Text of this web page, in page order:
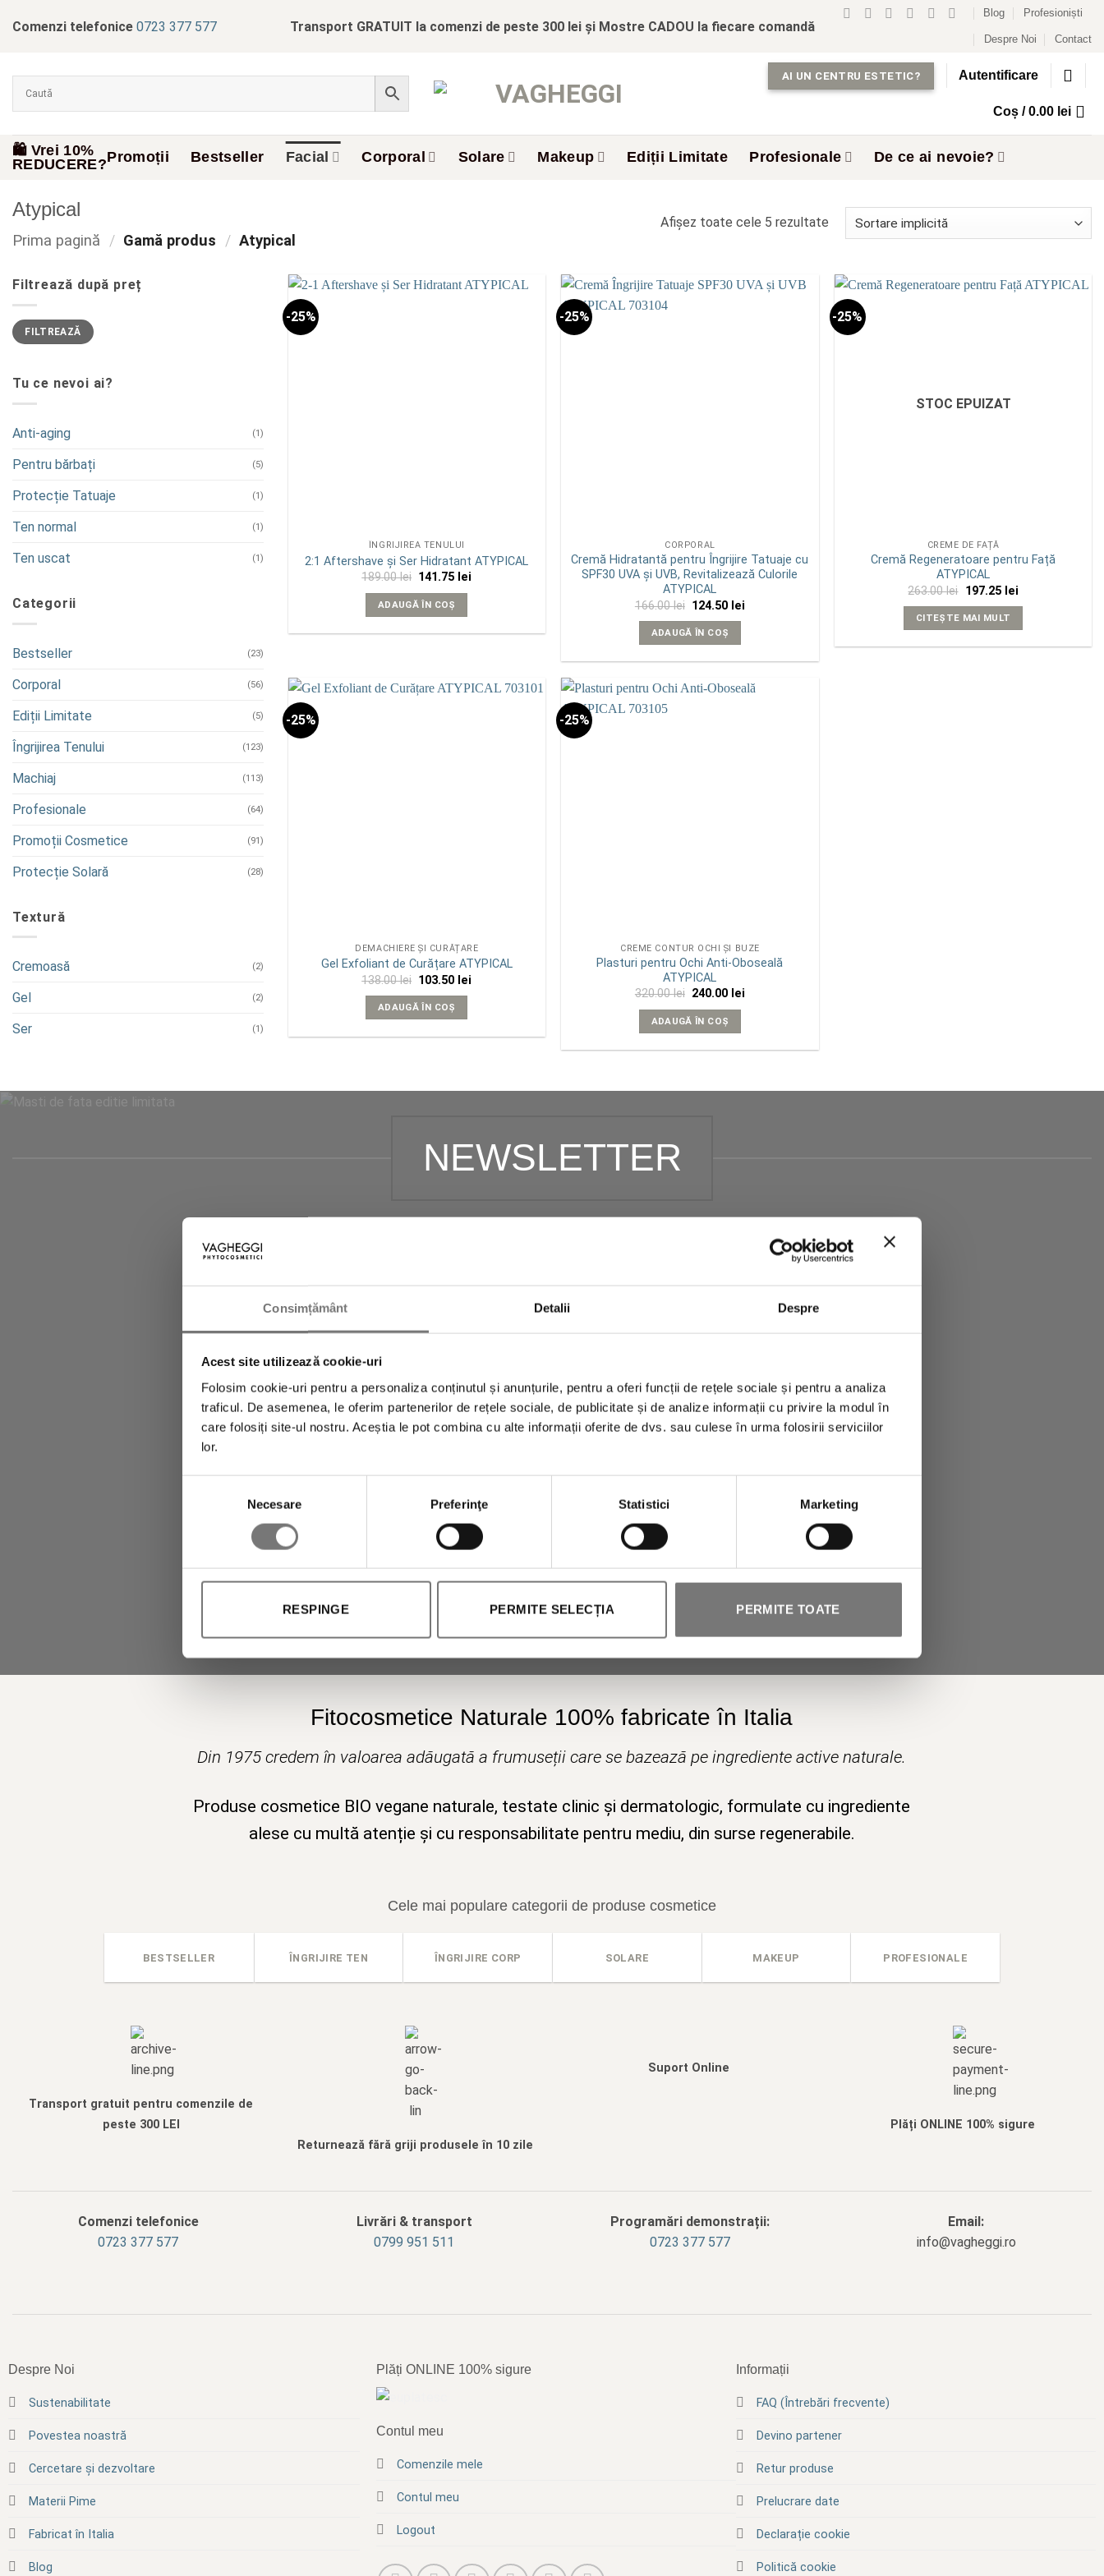
Consimțământ Detalii Despre
Acest site utilizează cookie-uri
Folosim cookie-uri pentru a personaliza conținutul și anunțurile, pentru a oferi funcții de rețele sociale și pentru a analiza
traficul. De asemenea, le oferim partenerilor de rețele sociale, de publicitate și de analize informații cu privire la modul în
care folosiți site-ul nostru. Aceștia le pot combina cu alte informații oferite de dvs. sau culese în urma folosirii serviciilor
lor.
consimțământului
Necesare Preferinţe Statistici Marketing
RESPINGE PERMITE SELECȚIA PERMITE TOATE
Comenzi telefonice 0723 377 577 Transport GRATUIT la comenzi de peste 300 lei și Mostre CADOU la fiecare comandă
Blog Profesioniști
Despre Noi Contact
AI UN CENTRU ESTETIC? Autentificare
Coș /0.00 lei
🛍️ Vrei 10%
REDUCERE?Promoții Bestseller Facial Corporal Solare Makeup Ediții Limitate Profesionale De ce ai nevoie?
Atypical
Prima pagină / Gamă produs / Atypical
Afișez toate cele 5 rezultate
Filtrează după preț
Preț
minim
Preț
maxim
FILTREAZĂ
Tu ce nevoi ai?
Anti-aging (1)
Pentru bărbați (5)
Protecție Tatuaje (1)
Ten normal (1)
Ten uscat (1)
Categorii
Bestseller (23)
Corporal (56)
Ediții Limitate (5)
Îngrijirea Tenului (123)
Machiaj (113)
Profesionale (64)
Promoții Cosmetice (91)
Protecție Solară (28)
Textură
Cremoasă (2)
Gel (2)
Ser (1)
-25%
ÎNGRIJIREA TENULUI
2:1 Aftershave și Ser Hidratant ATYPICAL
189.00lei Prețul
a
fost:
141.75 lei
ADAUGĂ ÎN COȘ
-25%
CORPORAL
Cremă Hidratantă pentru Îngrijire Tatuaje cu
SPF30 UVA și UVB, Revitalizează Culorile
ATYPICAL
166.00lei Prețul
a
fost:
124.50 lei
ADAUGĂ ÎN COȘ
-25%
STOC EPUIZAT
CREME DE FAȚĂ
Cremă Regeneratoare pentru Față
ATYPICAL
263.00lei Prețul
a
fost:
197.25 leiPrețul
CITEȘTE MAI MULT
-25%
DEMACHIERE ȘI CURĂȚARE
Gel Exfoliant de Curățare ATYPICAL
138.00lei Prețul
a
fost:
103.50 lei
ADAUGĂ ÎN COȘ
-25%
CREME CONTUR OCHI ȘI BUZE
Plasturi pentru Ochi Anti-Oboseală
ATYPICAL
320.00lei Prețul
a
fost:
240.00 lei
ADAUGĂ ÎN COȘ
NEWSLETTER
Abonează-te la newsletter pentru a fi la curent cu toate promoțiile Vagheggi! Vei
folosești la următoarea achiziție.
Autorizez prelucrarea datelor mele personale.
Fitocosmetice Naturale 100% fabricate în Italia
Din 1975 credem în valoarea adăugată a frumuseții care se bazează pe ingrediente active naturale.
Produse cosmetice BIO vegane naturale, testate clinic și dermatologic, formulate cu ingrediente
alese cu multă atenție și cu responsabilitate pentru mediu, din surse regenerabile.
Cele mai populare categorii de produse cosmetice
BESTSELLER ÎNGRIJIRE TEN ÎNGRIJIRE CORP SOLARE MAKEUP PROFESIONALE
Transport gratuit pentru comenzile de
peste 300 LEI
Returnează fără griji produsele în 10 zile
Suport Online
Plăți ONLINE 100% sigure
Comenzi telefonice
0723 377 577
Livrări & transport
‭0799 951 511‬
Programări demonstrații:
0723 377 577
Email:
info@vagheggi.ro
Despre Noi
Sustenabilitate
Povestea noastră
Cercetare și dezvoltare
Materii Pime
Fabricat în Italia
Blog
Plăți ONLINE 100% sigure
Contul meu
Comenzile mele
Contul meu
Logout
Informații
FAQ (Întrebări frecvente)
Devino partener
Retur produse
Prelucrare date
Declarație cookie
Politică cookie